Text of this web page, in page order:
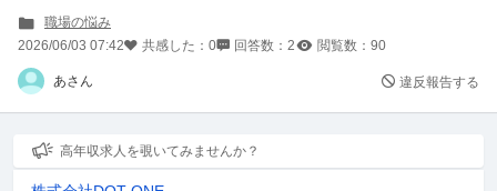
明日も体調が悪ければ学校を休んで病院に行こうと思って
ます。
ですが、自分で入れたシフトにも関わらず、今週は金(遅
番)と土(10:00〜16:00)が入っています。体調のことを考え
ると明日も具合が悪かった場合、大迷惑がかかってしまい
ますが休む選択をするべきでしょうか？
職場の悩み
2026/06/03 07:42
共感した： 0 回答数： 2 閲覧数： 90
あさん 違反報告する
高年収求人を覗いてみませんか？